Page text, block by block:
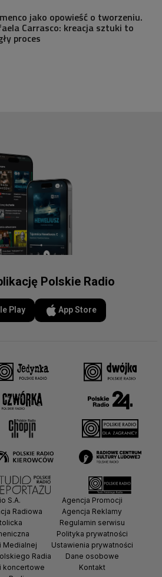
jako opowieść o tworzeniu.
Carrasco: kreacja sztuki to
proces
Polskie Radio
Play App Store
S.A.
Radiowa
Medialnej
Radia
koncertowe
Agencja Promocji
Agencja Reklamy
Regulamin serwisu
Polityka prywatności
Ustawienia prywatności
Dane osobowe
Kontakt